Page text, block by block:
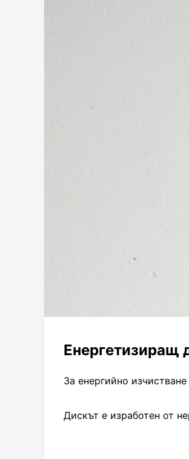
Енергетизиращ
За енергийно
Дискът е изработен от